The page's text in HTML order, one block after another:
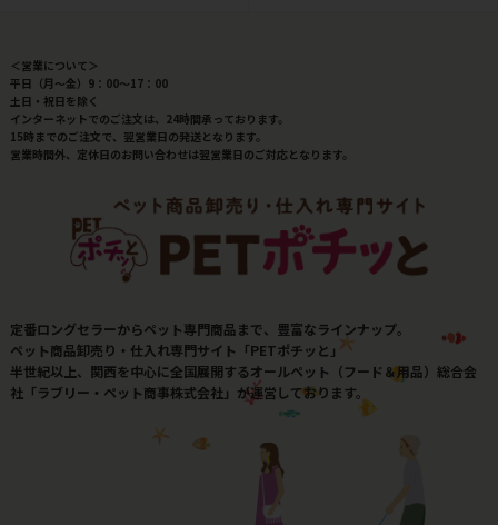
＜営業について＞
平日（月～金）9：00～17：00
土日・祝日を除く
インターネットでのご注文は、24時間承っております。
15時までのご注文で、翌営業日の発送となります。
営業時間外、定休日のお問い合わせは翌営業日のご対応となります。
定番ロングセラーからペット専門商品まで、豊富なラインナップ。
ペット商品卸売り・仕入れ専門サイト「PETポチッと」
半世紀以上、関西を中心に全国展開するオールペット（フード＆用品）総合会
社「ラブリー・ペット商事株式会社」が運営しております。